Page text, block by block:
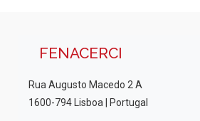
FENACERCI
Rua Augusto Macedo 2 A
1600-794 Lisboa | Portugal